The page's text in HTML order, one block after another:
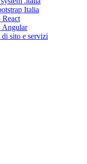
Italia
Angular
sito e servizi